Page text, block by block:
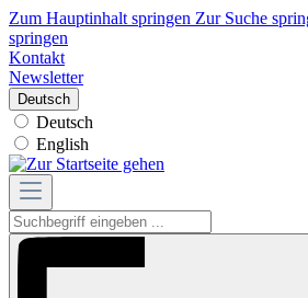
Zum Hauptinhalt springen Zur Suche
springen
Kontakt
Newsletter
Deutsch
Deutsch
English